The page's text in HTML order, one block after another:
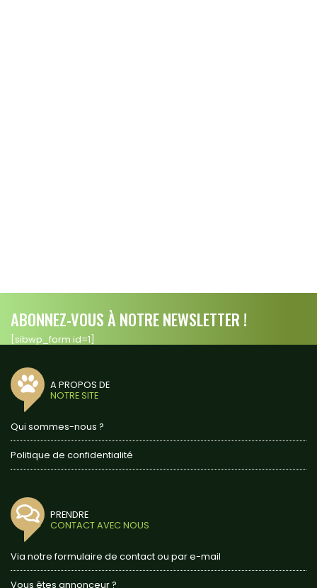
ABONNEZ-VOUS À NOTRE NEWSLETTER !
[sibwp_form id=1]
A PROPOS DE
NOTRE SITE
Qui sommes-nous ?
Politique de confidentialité
PRENDRE
CONTACT AVEC NOUS
Via notre formulaire de contact ou par e-mail
Vous êtes annonceur ?